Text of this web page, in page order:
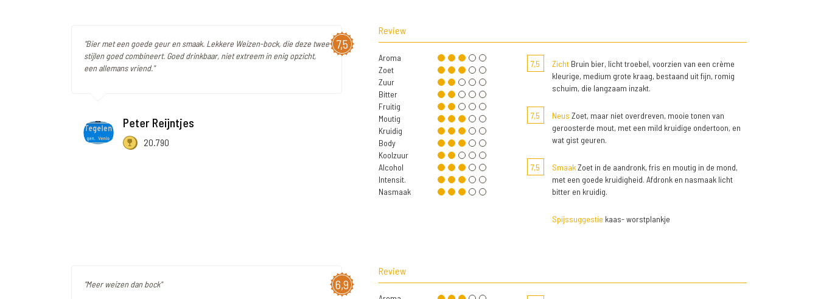
7,5
"Bier met een goede geur en smaak. Lekkere Weizen-bock, die deze twee
stijlen goed combineert. Goed drinkbaar, niet extreem in enig opzicht,
een allemans vriend."
Peter Reijntjes
20.790
Review
Aroma
Zoet
Zuur
Bitter
Fruitig
Moutig
Kruidig
Body
Koolzuur
Alcohol
Intensit.
Nasmaak
7,5 ZichtBruin bier, licht troebel, voorzien van een crème
kleurige, medium grote kraag, bestaand uit fijn, romig
schuim, die langzaam inzakt.
7,5 Neus Zoet, maar niet overdreven, mooie tonen van
geroosterde mout, met een mild kruidige ondertoon, en
wat gist geuren.
7,5 SmaakZoet in de aandronk, fris en moutig in de mond,
met een goede kruidigheid. Afdronk en nasmaak licht
bitter en kruidig.
Spijssuggestie kaas- worstplankje
6,9
"Meer weizen dan bock"
Review